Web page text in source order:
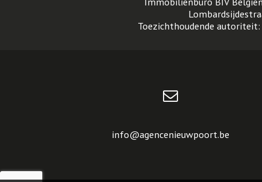
Toezichthoudende autoriteit:
info@agencenieuwpoort.be